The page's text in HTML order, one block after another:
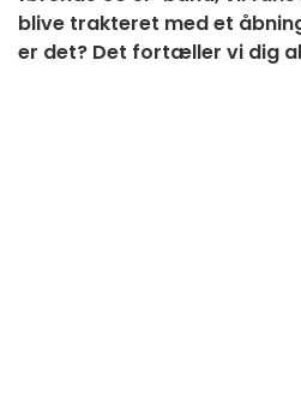
blive trakteret med et
er det? Det fortæller vi dig